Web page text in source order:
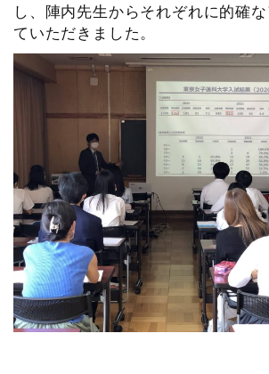
し、陣内先生からそれぞれに的確
ていただきました。